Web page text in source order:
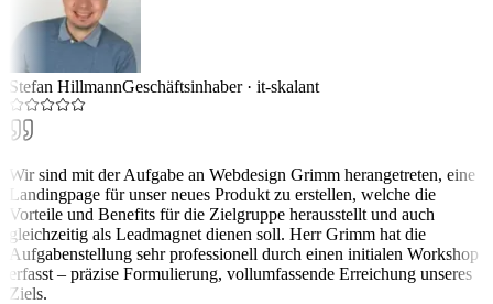
Stefan HillmannGeschäftsinhaber· it-skalant
Wir sind mit der Aufgabe an Webdesign Grimm herangetreten, eine
Landingpage für unser neues Produkt zu erstellen, welche die
Vorteile und Benefits für die Zielgruppe herausstellt und auch
gleichzeitig als Leadmagnet dienen soll. Herr Grimm hat die
Aufgabenstellung sehr professionell durch einen initialen Workshop
erfasst – präzise Formulierung, vollumfassende Erreichung unseres
Ziels.